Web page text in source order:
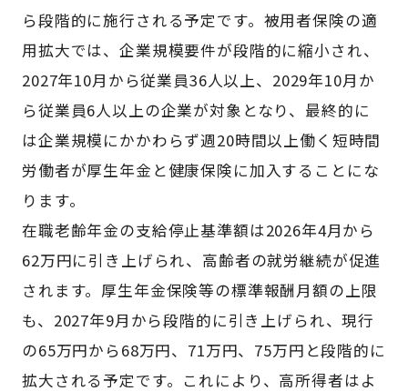
ら段階的に施行される予定です。被用者保険の適
用拡大では、企業規模要件が段階的に縮小され、
2027年10月から従業員36人以上、2029年10月か
ら従業員6人以上の企業が対象となり、最終的に
は企業規模にかかわらず週20時間以上働く短時間
労働者が厚生年金と健康保険に加入することにな
ります。
在職老齢年金の支給停止基準額は2026年4月から
62万円に引き上げられ、高齢者の就労継続が促進
されます。厚生年金保険等の標準報酬月額の上限
も、2027年9月から段階的に引き上げられ、現行
の65万円から68万円、71万円、75万円と段階的に
拡大される予定です。これにより、高所得者はよ